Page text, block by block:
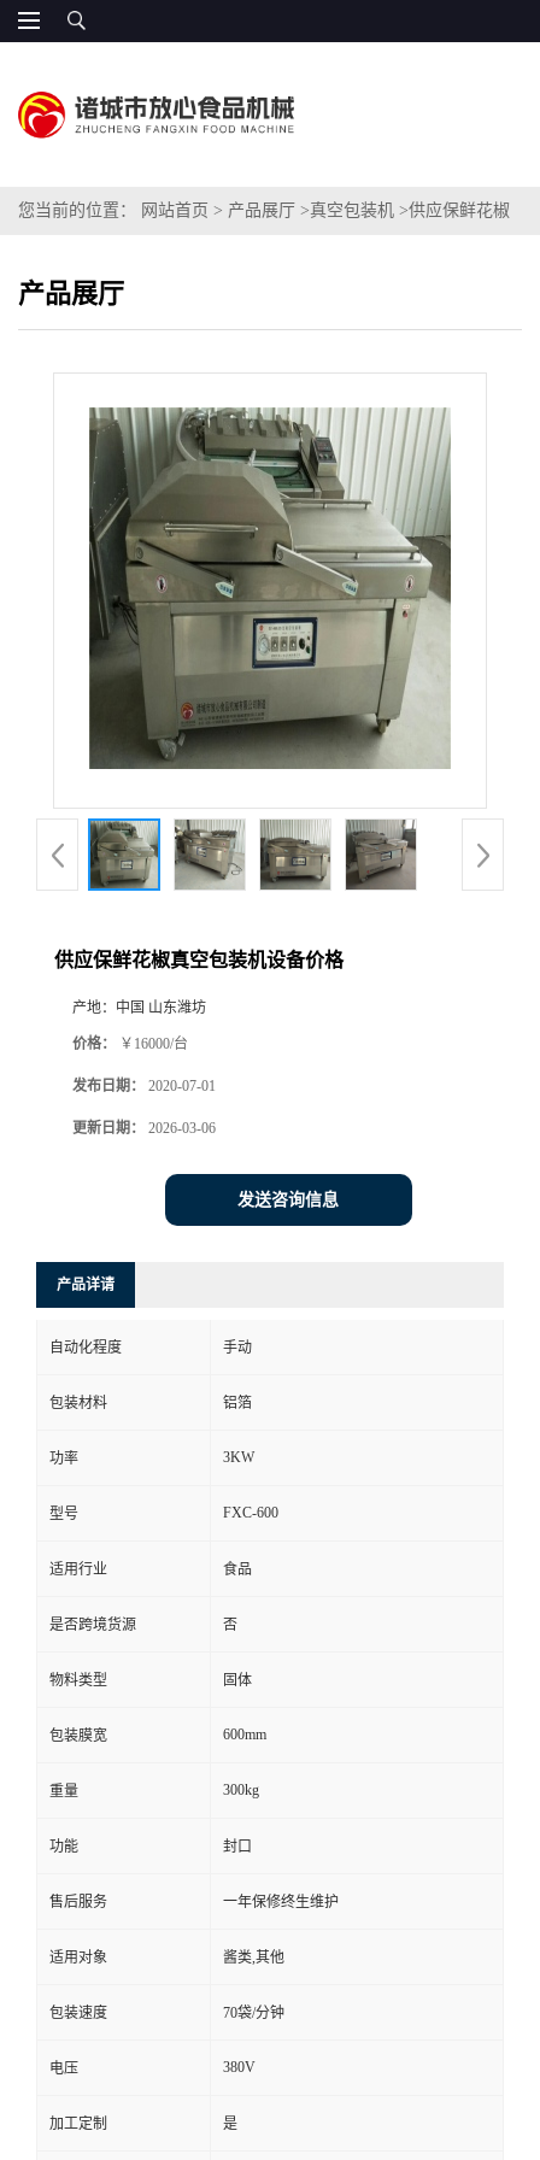
您当前的位置： 网站首页 > 产品展厅 >真空包装机 >供应保鲜花椒
产品展厅
供应保鲜花椒真空包装机设备价格
产地： 中国 山东潍坊
价格： ￥16000/台
发布日期： 2020-07-01
更新日期： 2026-03-06
发送咨询信息
产品详请
自动化程度 手动
包装材料 铝箔
功率 3KW
型号 FXC-600
适用行业 食品
是否跨境货源 否
物料类型 固体
包装膜宽 600mm
重量 300kg
功能 封口
售后服务 一年保修终生维护
适用对象 酱类,其他
包装速度 70袋/分钟
电压 380V
加工定制 是